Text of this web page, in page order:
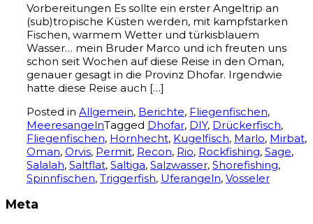
Vorbereitungen Es sollte ein erster Angeltrip an
(sub)tropische Küsten werden, mit kampfstarken
Fischen, warmem Wetter und türkisblauem
Wasser… mein Bruder Marco und ich freuten uns
schon seit Wochen auf diese Reise in den Oman,
genauer gesagt in die Provinz Dhofar. Irgendwie
hatte diese Reise auch […]
Posted in Allgemein, Berichte, Fliegenfischen,
MeeresangelnTagged Dhofar, DIY, Drückerfisch,
Fliegenfischen, Hornhecht, Kugelfisch, Marlo, Mirbat,
Oman, Orvis, Permit, Recon, Rio, Rockfishing, Sage,
Salalah, Saltflat, Saltiga, Salzwasser, Shorefishing,
Spinnfischen, Triggerfish, Uferangeln, Vosseler
Meta